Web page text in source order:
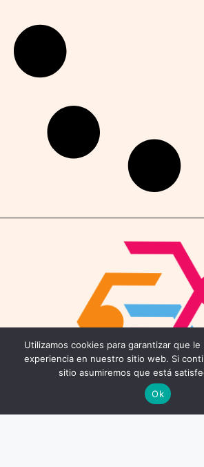
Utilizamos cookies para garantizar que le
experiencia en nuestro sitio web. Si
sitio asumiremos que está
Ok